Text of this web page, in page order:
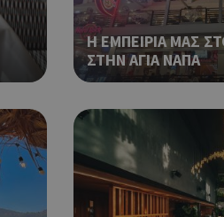
Η ΕΜΠΕΙΡΙΑ ΜΑΣ
ΣΤΗΝ ΑΓΙΑ ΝΑΠΑ
σκοπούς Capping δηλαδή να
φορά την ημέρα στον χρήστη
ενέργειες όπως είναι το
τα push up και push down
φορά την ημέρα στον χρήστη
ενέργειες όπως είναι το
τα push up και push down
να προσδιορίσει την
του επισκέπτη.